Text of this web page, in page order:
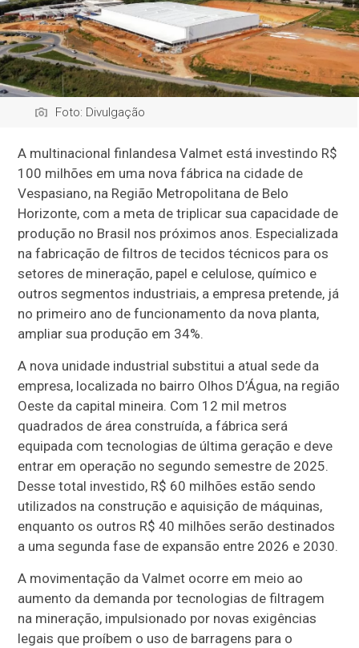
Foto: Divulgação
A multinacional finlandesa Valmet está investindo R$
100 milhões em uma nova fábrica na cidade de
Vespasiano, na Região Metropolitana de Belo
Horizonte, com a meta de triplicar sua capacidade de
produção no Brasil nos próximos anos. Especializada
na fabricação de filtros de tecidos técnicos para os
setores de mineração, papel e celulose, químico e
outros segmentos industriais, a empresa pretende, já
no primeiro ano de funcionamento da nova planta,
ampliar sua produção em 34%.
A nova unidade industrial substitui a atual sede da
empresa, localizada no bairro Olhos D’Água, na região
Oeste da capital mineira. Com 12 mil metros
quadrados de área construída, a fábrica será
equipada com tecnologias de última geração e deve
entrar em operação no segundo semestre de 2025.
Desse total investido, R$ 60 milhões estão sendo
utilizados na construção e aquisição de máquinas,
enquanto os outros R$ 40 milhões serão destinados
a uma segunda fase de expansão entre 2026 e 2030.
A movimentação da Valmet ocorre em meio ao
aumento da demanda por tecnologias de filtragem
na mineração, impulsionado por novas exigências
legais que proíbem o uso de barragens para o